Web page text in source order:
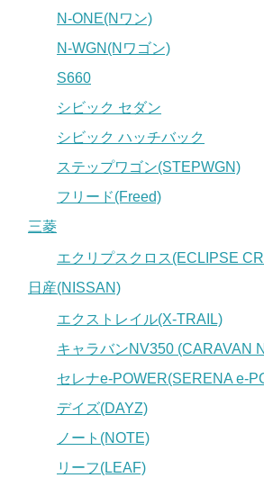
N-ONE(Nワン)
N-WGN(Nワゴン)
S660
シビック セダン
シビック ハッチバック
ステップワゴン(STEPWGN)
フリード(Freed)
三菱
エクリプスクロス(ECLIPSE
日産(NISSAN)
エクストレイル(X-TRAIL)
キャラバンNV350 (CARAVAN
セレナe-POWER(SERENA e-
デイズ(DAYZ)
ノート(NOTE)
リーフ(LEAF)